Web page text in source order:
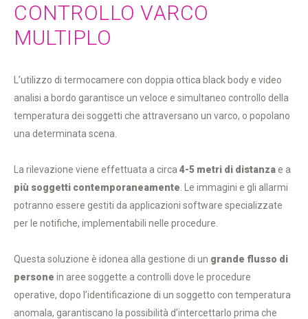
CONTROLLO VARCO
MULTIPLO
L’utilizzo di termocamere con doppia ottica black body e video
analisi a bordo garantisce un veloce e simultaneo controllo della
temperatura dei soggetti che attraversano un varco, o popolano
una determinata scena.
La rilevazione viene effettuata a circa 4-5 metri di distanzae a
più soggetti contemporaneamente . Le immagini e gli allarmi
potranno essere gestiti da applicazioni software specializzate
per le notifiche, implementabili nelle procedure.
Questa soluzione è idonea alla gestione di un grande flusso di
persone in aree soggette a controlli dove le procedure
operative, dopo l’identificazione di un soggetto con temperatura
anomala, garantiscano la possibilità d’intercettarlo prima che